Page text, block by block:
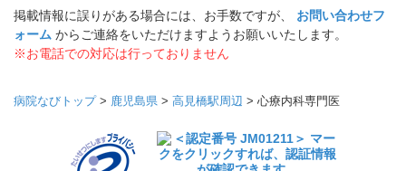
掲載情報に誤りがある場合には、お手数ですが、 お問い合わせフ
ォーム からご連絡をいただけますようお願いいたします。
※お電話での対応は行っておりません
病院なびトップ> 鹿児島県 > 高見橋駅周辺 > 心療内科専門医